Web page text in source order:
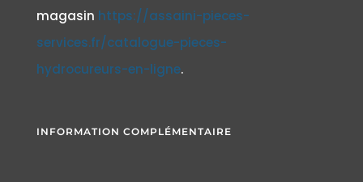
magasin https://assaini-pieces-
services.fr/catalogue-pieces-
hydrocureurs-en-ligne.
INFORMATION COMPLÉMENTAIRE